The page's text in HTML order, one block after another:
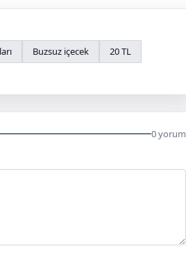
Buzsuz içecek
20 TL
0 yorum